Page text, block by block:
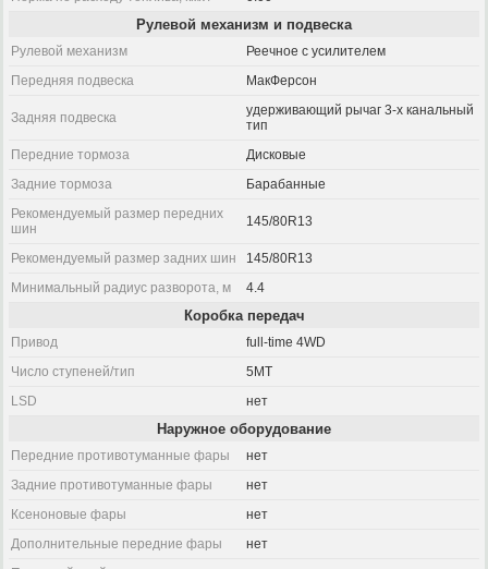
Рулевой механизм и подвеска
Рулевой механизм
Реечное с усилителем
Передняя подвеска
МакФерсон
Задняя подвеска
удерживающий рычаг 3-х канальный
тип
Передние тормоза
Дисковые
Задние тормоза
Барабанные
Рекомендуемый размер передних
шин
145/80R13
Рекомендуемый размер задних шин
145/80R13
Минимальный радиус разворота, м
4.4
Коробка передач
Привод
full-time 4WD
Число ступеней/тип
5MT
LSD
нет
Наружное оборудование
Передние противотуманные фары
нет
Задние противотуманные фары
нет
Ксеноновые фары
нет
Дополнительные передние фары
нет